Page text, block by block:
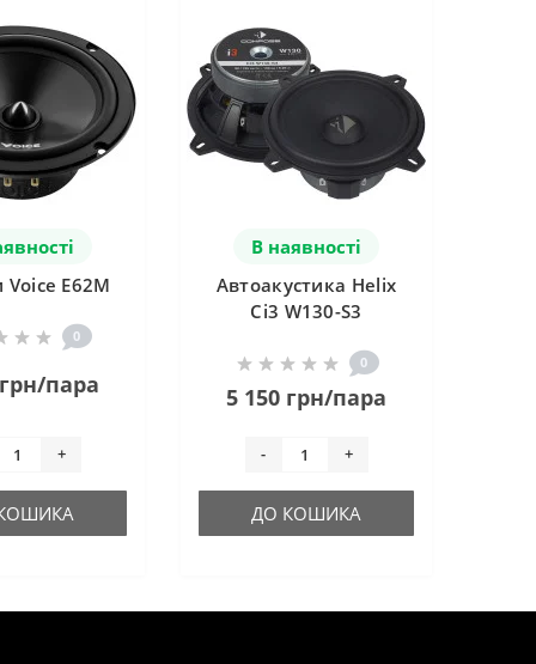
Voice E62M
0
пара
+
В наявності
Автоакустика Helix
Ci3 W130-S3
0
5 150 грн/пара
- +
ДО КОШИКА